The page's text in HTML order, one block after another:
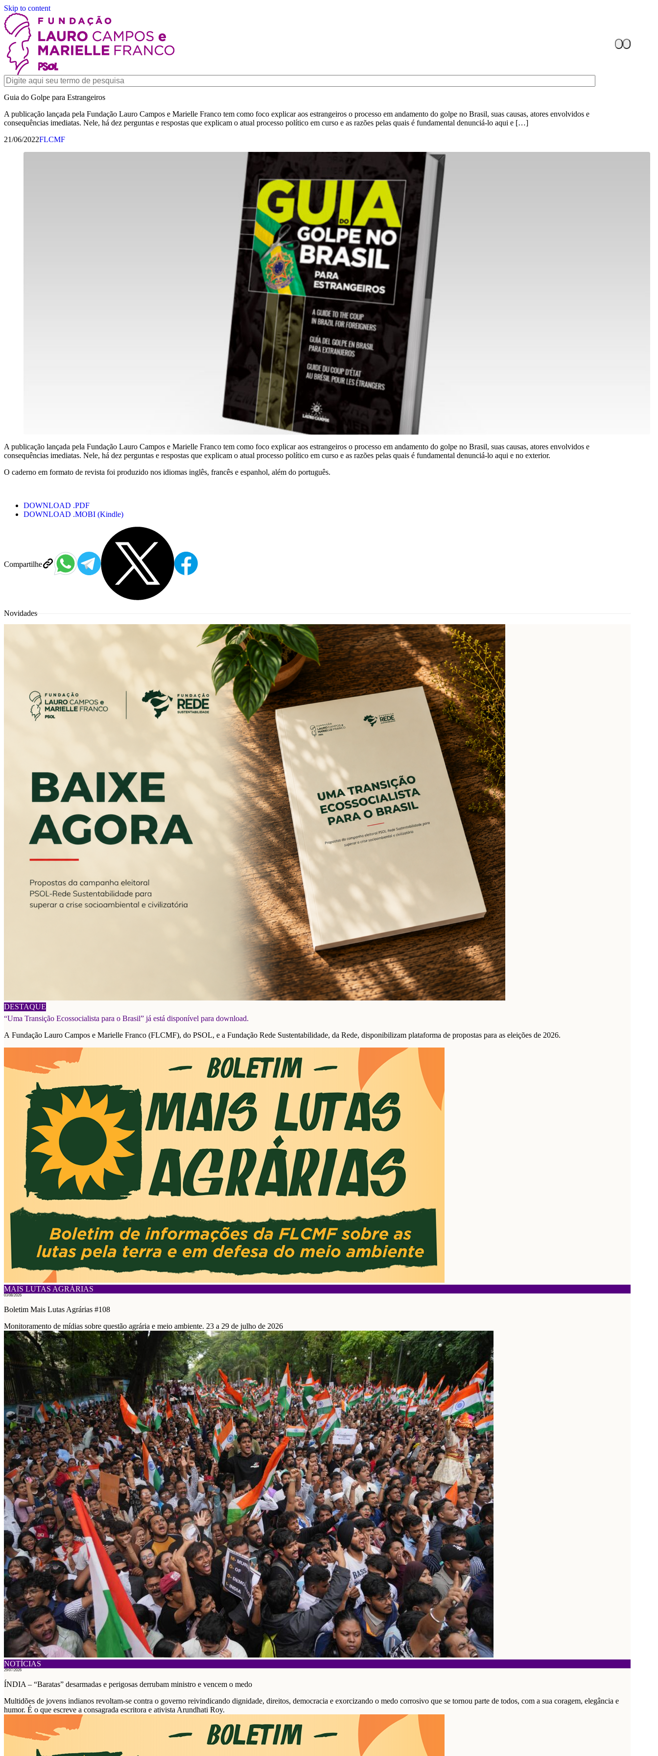
Skip to content
Guia do Golpe para Estrangeiros
A publicação lançada pela Fundação Lauro Campos e Marielle Franco tem como foco explicar aos estrangeiros o processo em andamento do golpe no Brasil, suas causas, atores envolvidos e
consequências imediatas. Nele, há dez perguntas e respostas que explicam o atual processo político em curso e as razões pelas quais é fundamental denunciá-lo aqui e […]
21/06/2022FLCMF
Compartilhe
A publicação lançada pela Fundação Lauro Campos e Marielle Franco tem como foco explicar aos estrangeiros o processo em andamento do golpe no Brasil, suas causas, atores envolvidos e
consequências imediatas. Nele, há dez perguntas e respostas que explicam o atual processo político em curso e as razões pelas quais é fundamental denunciá-lo aqui e no exterior.
O caderno em formato de revista foi produzido nos idiomas inglês, francês e espanhol, além do português.
DOWNLOAD .PDF
DOWNLOAD .MOBI (Kindle)
Novidades
DESTAQUE
06/08/2026
“Uma Transição Ecossocialista para o Brasil” já está disponível para download.
A Fundação Lauro Campos e Marielle Franco (FLCMF), do PSOL, e a Fundação Rede Sustentabilidade, da Rede, disponibilizam plataforma de propostas para as eleições de 2026.
MAIS LUTAS AGRÁRIAS
03/08/2026
Boletim Mais Lutas Agrárias #108
Monitoramento de mídias sobre questão agrária e meio ambiente. 23 a 29 de julho de 2026
NOTÍCIAS
29/07/2026
ÍNDIA – “Baratas” desarmadas e perigosas derrubam ministro e vencem o medo
Multidões de jovens indianos revoltam-se contra o governo reivindicando dignidade, direitos, democracia e exorcizando o medo corrosivo que se tornou parte de todos, com a sua coragem, elegância e
humor. É o que escreve a consagrada escritora e ativista Arundhati Roy.